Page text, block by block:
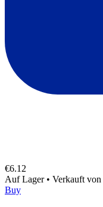
€6.12
Auf Lager • Verkauft von
Buy